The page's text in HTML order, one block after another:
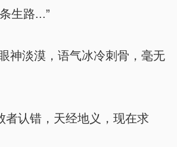
生路...”
神淡漠，语气冰冷刺骨，毫无
认错，天经地义，现在求